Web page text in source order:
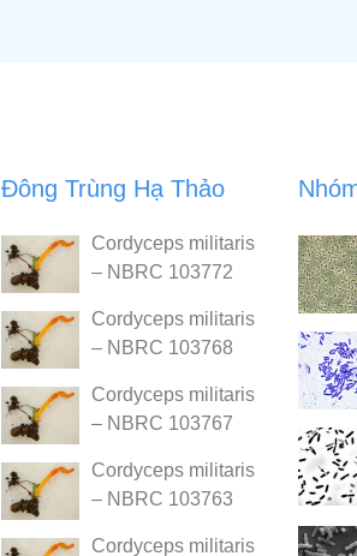
Đông Trùng Hạ Thảo
Cordyceps militaris
– NBRC 103772
Cordyceps militaris
– NBRC 103768
Cordyceps militaris
– NBRC 103767
Cordyceps militaris
– NBRC 103763
Cordyceps militaris